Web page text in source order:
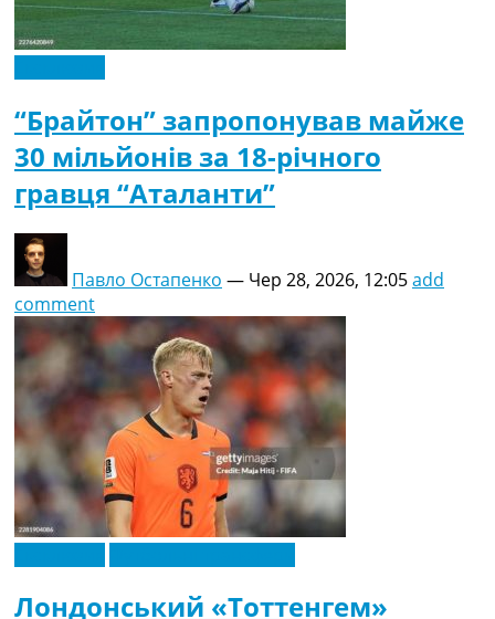
“Брайтон” запропонував майже
30 мільйонів за 18-річного
гравця “Аталанти”
Павло Остапенко — Чер 28, 2026, 12:05add
comment
Лондонський «Тоттенгем»